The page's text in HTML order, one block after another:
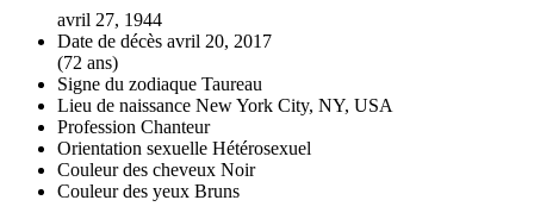
avril 27, 1944
Date de décès avril 20, 2017
(72 ans)
Signe du zodiaque Taureau
Lieu de naissance New York City, NY, USA
Profession Chanteur
Orientation sexuelle Hétérosexuel
Couleur des cheveux Noir
Couleur des yeux Bruns